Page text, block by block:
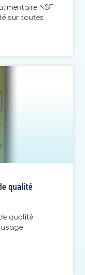
NSF
sur toutes
qualité
qualité
usage